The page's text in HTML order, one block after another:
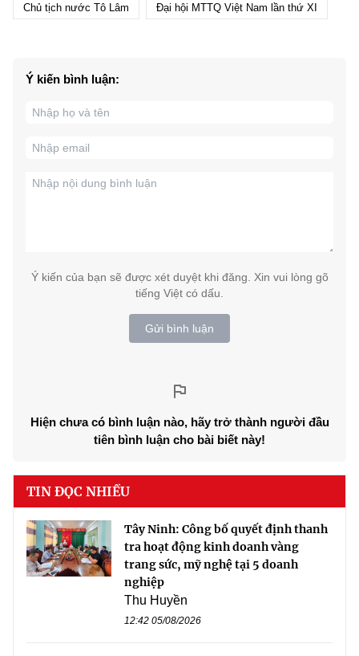
Chủ tịch nước Tô Lâm Đại hội MTTQ Việt Nam lần thứ XI
Ý kiến bình luận:
Ý kiến của bạn sẽ được xét duyệt khi đăng. Xin vui lòng gõ
tiếng Việt có dấu.
Gửi bình luận
Hiện chưa có bình luận nào, hãy trở thành người đầu
tiên bình luận cho bài biết này!
TIN ĐỌC NHIỀU
Tây Ninh: Công bố quyết định thanh
tra hoạt động kinh doanh vàng
trang sức, mỹ nghệ tại 5 doanh
nghiệp
Thu Huyền
12:42 05/08/2026